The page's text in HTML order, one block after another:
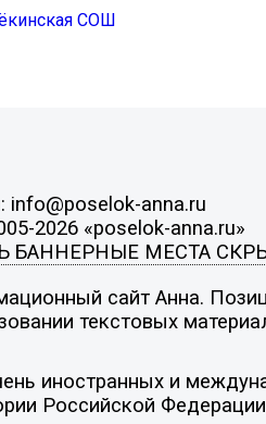
СОШ
info@poselok-anna.ru
2026 «poselok-anna.ru»
БАННЕРНЫЕ МЕСТА
сайт Анна.
текстовых
иностранных и
Российской